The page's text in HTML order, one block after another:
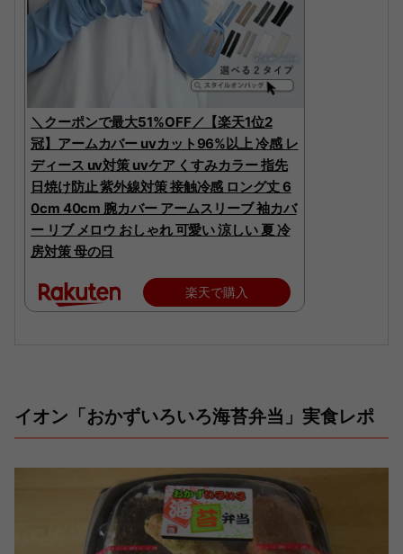
＼クーポンで最大51%OFF／【楽天1位2
冠】アームカバー uvカット96%以上 冷感 レ
ディース uv対策 uvケア くすみカラー 指先
日焼け防止 紫外線対策 接触冷感 ロング丈 6
0cm 40cm 腕カバー アームスリーブ 袖カバ
ー リブ メロウ おしゃれ 可愛い 涼しい 夏 冷
房対策 母の日
楽天で購入
イオン「おかずいろいろ海苔弁当」実食レポ